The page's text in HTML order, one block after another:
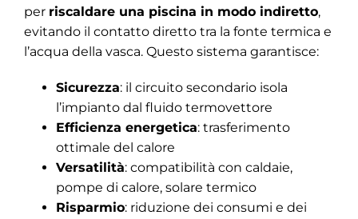
per riscaldare una piscina in modo indiretto,
evitando il contatto diretto tra la fonte termica e
l’acqua della vasca. Questo sistema garantisce:
Sicurezza: il circuito secondario isola
l’impianto dal fluido termovettore
Efficienza energetica: trasferimento
ottimale del calore
Versatilità: compatibilità con caldaie,
pompe di calore, solare termico
Risparmio: riduzione dei consumi e dei